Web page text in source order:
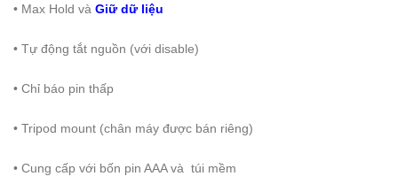
• Max Hold và Giữ dữ liệu
• Tự động tắt nguồn (với disable)
• Chỉ báo pin thấp
• Tripod mount (chân máy được bán riêng)
• Cung cấp với bốn pin AAA và túi mềm